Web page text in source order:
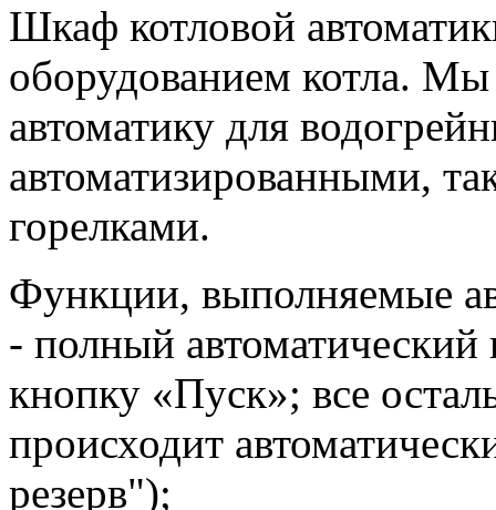
Шкаф котловой
оборудованием котла.
автоматику для
автоматизированными,
горелками.
Функции, выполняемые
- полный автоматический
кнопку «Пуск»; все
происходит
резерв");